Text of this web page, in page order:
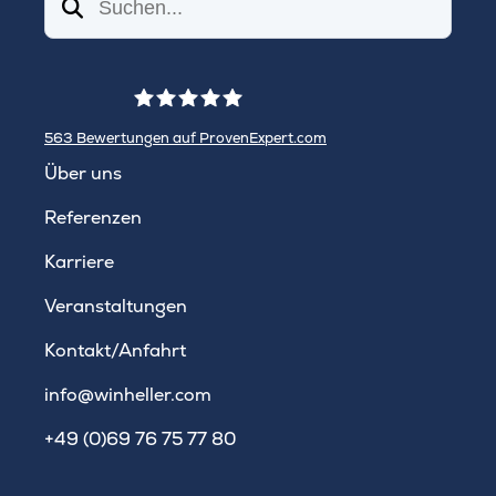
Suchen
563 Bewertungen auf ProvenExpert.com
Über uns
Referenzen
Karriere
Veranstaltungen
Kontakt/Anfahrt
info@winheller.com
+49 (0)69 76 75 77 80